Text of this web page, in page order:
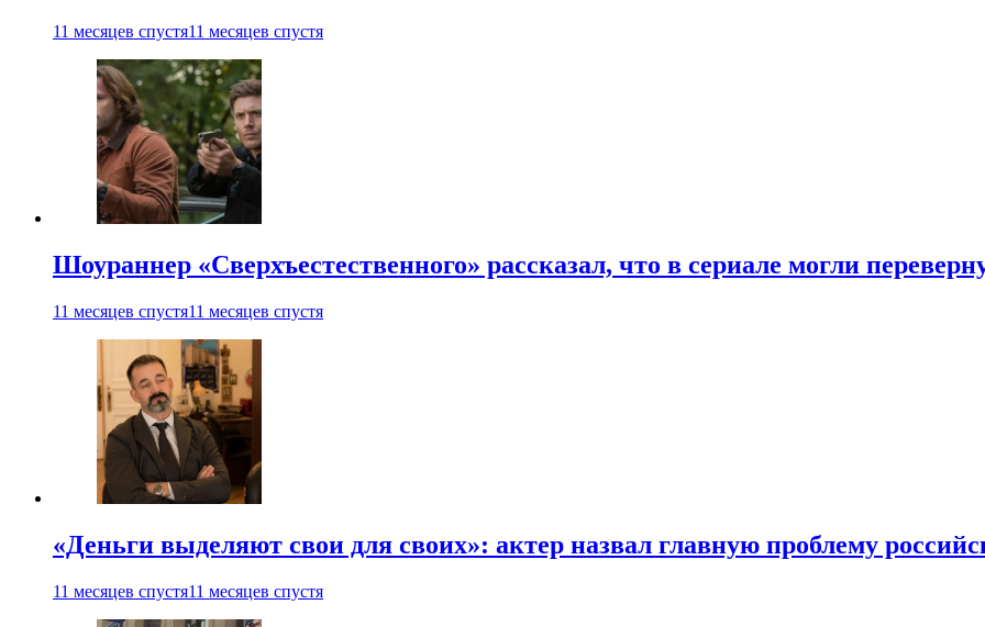
11 месяцев спустя11 месяцев спустя
Шоураннер «Сверхъестественного» рассказал, что в сериале могли
11 месяцев спустя11 месяцев спустя
«Деньги выделяют свои для своих»: актер назвал главную проблему
11 месяцев спустя11 месяцев спустя